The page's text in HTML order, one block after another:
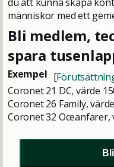
människor med ett
Bli medlem,
spara
Exempel [
Coronet 21 DC, värde
Coronet 26 Family,
Coronet 32 Oceanfarer,